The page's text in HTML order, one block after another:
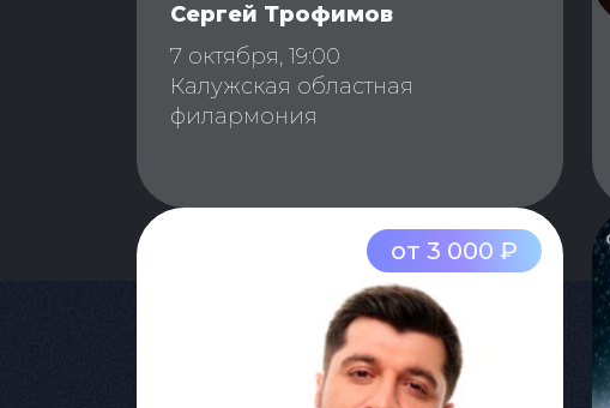
Сергей Трофимов
7 октября, 19:00
Калужская областная
филармония
от 3 000 ₽